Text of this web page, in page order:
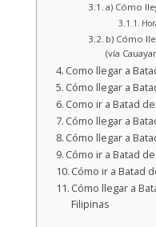
a) Cómo
b) Cómo
(vía
Como llegar a
Cómo llegar a
Como ir a Batad
Cómo llegar a
Cómo llegar a
Cómo ir a Batad
Cómo ir a Batad
Cómo llegar a
Filipinas